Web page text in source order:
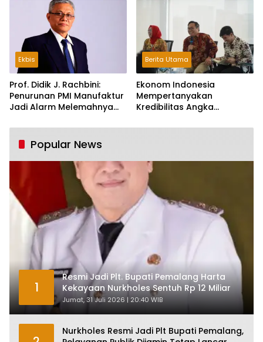
Ekbis
Prof. Didik J. Rachbini:
Penurunan PMI Manufaktur
Jadi Alarm Melemahnya
Berita Utama
Ekonom Indonesia
Mempertanyakan
Kredibilitas Angka
Tumbuh Tapi Rapuh
Popular News
1
Resmi Jadi Plt. Bupati Pemalang Harta
Kekayaan Nurkholes Sentuh Rp 12 Miliar
Jumat, 31 Juli 2026 | 20:40 WIB
Nurkholes Resmi Jadi Plt Bupati Pemalang,